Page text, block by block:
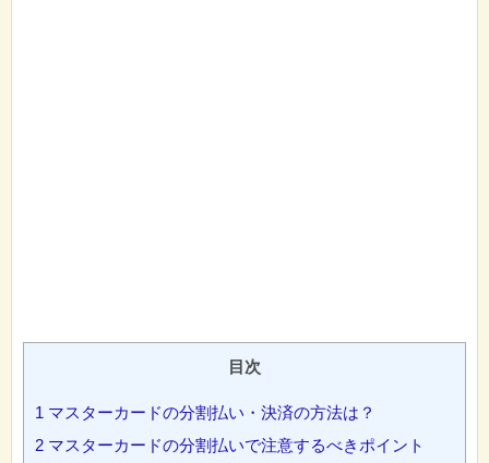
目次
1 マスターカードの分割払い・決済の方法は？
2 マスターカードの分割払いで注意するべきポイント